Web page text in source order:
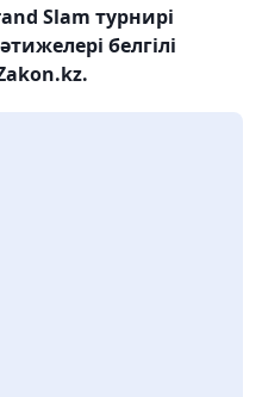
Slam турнирі
белгілі